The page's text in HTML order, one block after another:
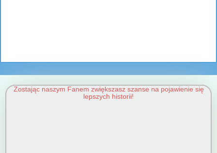
Zostając naszym Fanem zwiększasz szanse na pojawienie się
lepszych historii!